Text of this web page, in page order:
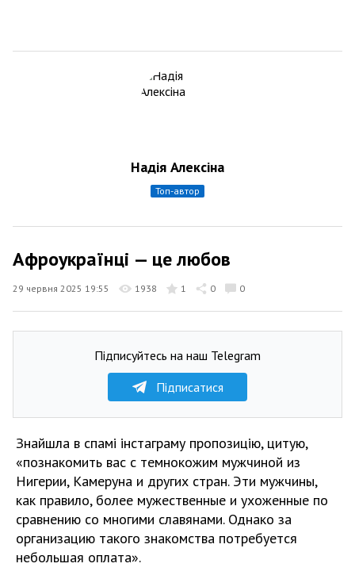
Надія Алексіна
топ-автор
Афроукраїнці — це любов
29 червня 2025 19:55 1938 1 0 0
Підписуйтесь на наш Telegram
Підписатися
Знайшла в спамі інстаграму пропозицію, цитую,
«познакомить вас с темнокожим мужчиной из
Нигерии, Камеруна и других стран. Эти мужчины,
как правило, более мужественные и ухоженные по
сравнению со многими славянами. Однако за
организацию такого знакомства потребуется
небольшая оплата».